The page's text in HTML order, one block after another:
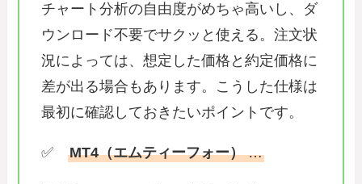
チャート分析の自由度がめちゃ高いし、ダ
ウンロード不要でサクッと使える。注文状
況によっては、想定した価格と約定価格に
差が出る場合もあります。こうした仕様は
最初に確認しておきたいポイントです。
✅MT4（エムティーフォー）…